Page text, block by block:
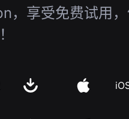
，享受免费试用